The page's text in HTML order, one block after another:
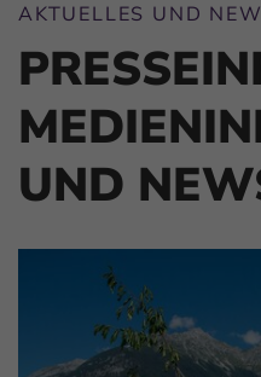
AKTUELLES UND
UND